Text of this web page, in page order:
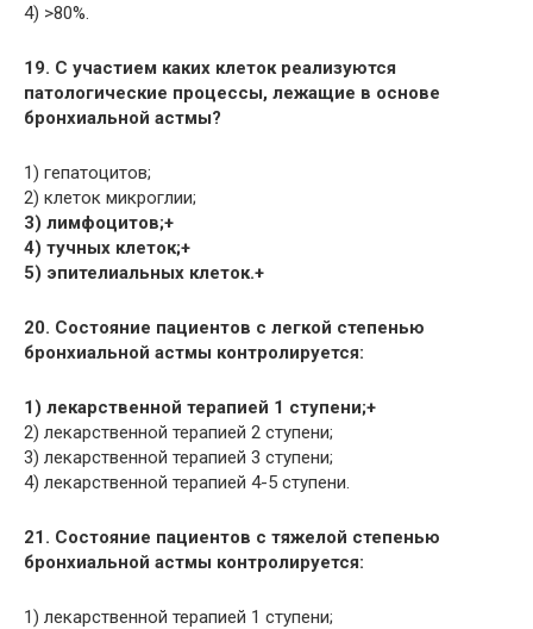
4) >80%.
19. С участием каких клеток реализуются
патологические процессы, лежащие в основе
бронхиальной астмы?
1) гепатоцитов;
2) клеток микроглии;
3) лимфоцитов;+
4) тучных клеток;+
5) эпителиальных клеток.+
20. Состояние пациентов с легкой степенью
бронхиальной астмы контролируется:
1) лекарственной терапией 1 ступени;+
2) лекарственной терапией 2 ступени;
3) лекарственной терапией 3 ступени;
4) лекарственной терапией 4-5 ступени.
21. Состояние пациентов с тяжелой степенью
бронхиальной астмы контролируется:
1) лекарственной терапией 1 ступени;